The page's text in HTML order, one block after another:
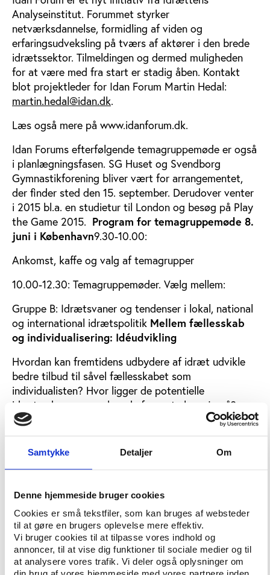
Samtykke Detaljer Om
Denne hjemmeside bruger cookies
Cookies er små tekstfiler, som kan bruges af websteder
til at gøre en brugers oplevelse mere effektiv.
Vi bruger cookies til at tilpasse vores indhold og
annoncer, til at vise dig funktioner til sociale medier og til
at analysere vores trafik. Vi deler også oplysninger om
Analyseinstitut. Forummet styrker
netværksdannelse, formidling af viden og
erfaringsudveksling på tværs af aktører i den brede
idrætssektor. Tilmeldingen og dermed muligheden
for at være med fra start er stadig åben. Kontakt
blot projektleder for Idan Forum Martin Hedal:
martin.hedal@idan.dk.
Læs også mere på www.idanforum.dk.
Idan Forums efterfølgende temagruppemøde er også
i planlægningsfasen. SG Huset og Svendborg
Gymnastikforening bliver vært for arrangementet,
der finder sted den 15. september. Derudover venter
i 2015 bl.a. en studietur til London og besøg på Play
the Game 2015. Program for temagruppemøde 8.
juni i København9.30-10.00:
Ankomst, kaffe og valg af temagrupper
10.00-12.30: Temagruppemøder. Vælg mellem:
Gruppe B: Idrætsvaner og tendenser i lokal, national
og international idrætspolitik Mellem fællesskab
og individualisering: Idéudvikling
Hvordan kan fremtidens udbydere af idræt udvikle
bedre tilbud til såvel fællesskabet som
individualisten? Hvor ligger de potentielle
idrætsudøvere, som kun de færreste har øje på?
Facilitator: Maja Pilgaard, Idan
Gruppe C: Idrætsrelateret iværksætteri og
innovationTracTrac: Mobilen og sensordata
Mobilen og sensordata påvirker i stigende grad
idrætten og formidlingen af idrætten. Hvad betyder
det for idrætssektoren, og hvad venter lige om
hjørnet? Nye discipliner, nye motionsoplevelser
og mere underholdende